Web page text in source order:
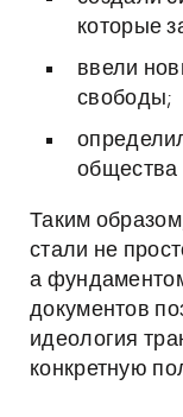
которые
ввели
свободы;
общества
Таким
стали не
а
документов
идеология
конкретную